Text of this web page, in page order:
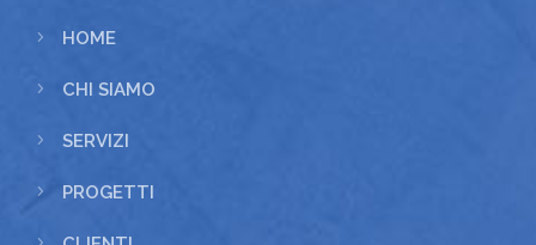
5 HOME
5 CHI SIAMO
5 SERVIZI
5 PROGETTI